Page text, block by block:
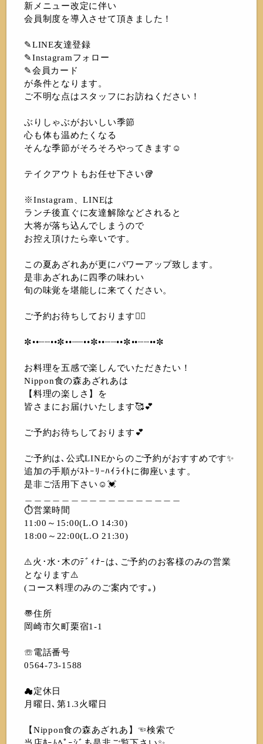
新メニュー改定に伴い
会員制度を導入させて頂きました！
✎LINE友達登録
✎Instagramフォロー
✎会員カード
が条件となります。
ご不明な点はスタッフにお訪ねください！
ぶりしゃぶがおいしい季節
心も体も温めたくなる
そんな季節がそろそろやってきます☺️
テイクアウトもお任せ下さい🥡
※Instagram、LINEは
ランチ後直ぐに友達解除などされると
大将が落ち込んでしまうので
お控え頂けたら幸いです。
この夏あざれあが更にパワーアップ致します。
是非あざれあに四季の味わい
旬の味覚を堪能しに来てください。
ご予約お待ちしております🙇‍♀️
✼••┈┈••✼••┈┈••✼••┈┈••✼••┈┈••✼
お料理を五感で楽しんでいただきたい！
Nippon食の森あざれあは
【料理の楽しさ】を
皆さまにお届けいたします🥰💕
ご予約お待ちしております💕
ご予約は､公式LINEからのご予約がおすすめです✨
追加の手順がｽﾄｰﾘｰﾊｲﾗｲﾄに御座います。
是非ご活用下さい☺️💓
⏱営業時間
11:00～15:00(L.O 14:30)
18:00～22:00(L.O 21:30)
⚠️火･水･木のﾃﾞｨﾅｰは､ご予約のお客様のみの営業
となります⚠️
(コース料理のみのご案内です｡)
〠住所
岡崎市欠町栗宿1-1
☏電話番号
0564-73-1588
☁︎定休日
月曜日､第1.3火曜日
【Nippon食の森あざれあ】☜検索で